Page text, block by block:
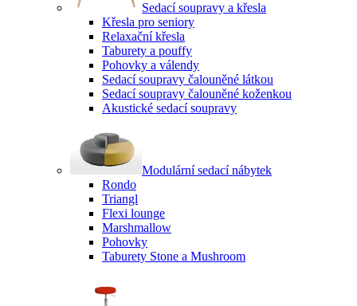
Sedací soupravy a křesla
Křesla pro seniory
Relaxační křesla
Taburety a pouffy
Pohovky a válendy
Sedací soupravy čalouněné látkou
Sedací soupravy čalouněné koženkou
Akustické sedací soupravy
Modulární sedací nábytek
Rondo
Triangl
Flexi lounge
Marshmallow
Pohovky
Taburety Stone a Mushroom